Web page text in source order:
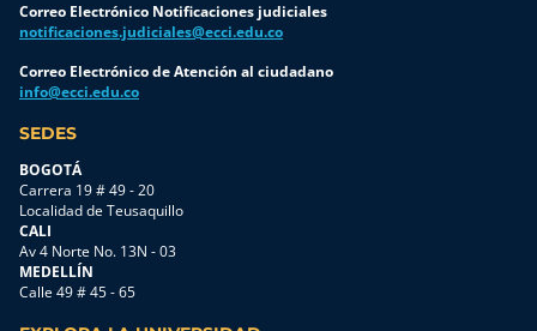
Correo Electrónico Notificaciones judiciales
notificaciones.judiciales@ecci.edu.co
Correo Electrónico de Atención al ciudadano
info@ecci.edu.co
SEDES
BOGOTÁ
Carrera 19 # 49 - 20
Localidad de Teusaquillo
CALI
Av 4 Norte No. 13N - 03
MEDELLÍN
Calle 49 # 45 - 65